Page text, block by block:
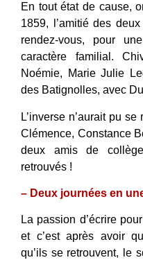
En tout état de cause,
1859, l’amitié des
rendez-vous, pour
caractère familial.
Noémie, Marie Julie
des Batignolles, avec
L’inverse n’aurait pu se
Clémence, Constance
deux amis de
retrouvés !
– Deux journées en
La passion d’écrire
et c’est après avoir
qu’ils se retrouvent, le